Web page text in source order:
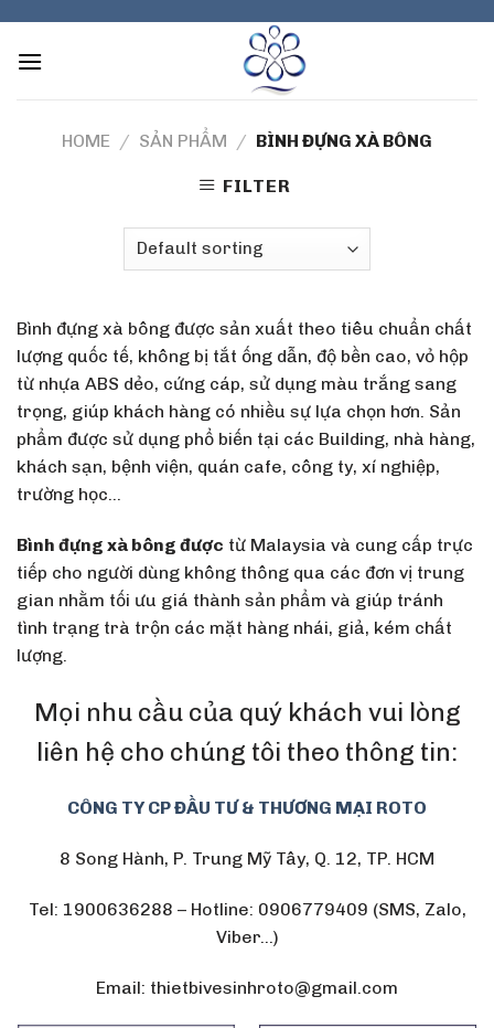
content
HOME / SẢN PHẨM / BÌNH ĐỰNG XÀ BÔNG
FILTER
Bình đựng xà bông được sản xuất theo tiêu chuẩn chất
lượng quốc tế, không bị tắt ống dẫn, độ bền cao, vỏ hộp
từ nhựa ABS dẻo, cứng cáp, sử dụng màu trắng sang
trọng, giúp khách hàng có nhiều sự lựa chọn hơn. Sản
phẩm được sử dụng phổ biến tại các Building, nhà hàng,
khách sạn, bệnh viện, quán cafe, công ty, xí nghiệp,
trường học…
Bình đựng xà bông được từ Malaysia và cung cấp trực
tiếp cho người dùng không thông qua các đơn vị trung
gian nhằm tối ưu giá thành sản phẩm và giúp tránh
tình trạng trà trộn các mặt hàng nhái, giả, kém chất
lượng.
Mọi nhu cầu của quý khách vui lòng
liên hệ cho chúng tôi theo thông tin:
CÔNG TY CP ĐẦU TƯ & THƯƠNG MẠI ROTO
8 Song Hành, P. Trung Mỹ Tây, Q. 12, TP. HCM
Tel: 1900636288 – Hotline: 0906779409 (SMS, Zalo,
Viber…)
Email: thietbivesinhroto@gmail.com